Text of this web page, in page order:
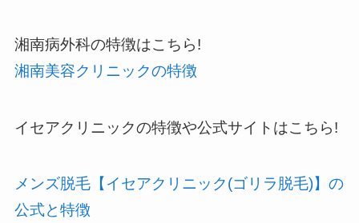
湘南病外科の特徴はこちら!
湘南美容クリニックの特徴
イセアクリニックの特徴や公式サイトはこちら!
メンズ脱毛【イセアクリニック(ゴリラ脱毛)】の
公式と特徴